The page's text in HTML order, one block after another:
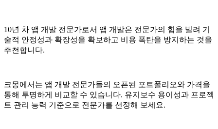
10년 차 앱 개발 전문가로서 앱 개발은 전문가의 힘을 빌려 기
술적 안정성과 확장성을 확보하고 비용 폭탄을 방지하는 것을
추천합니다.
크몽에서는 앱 개발 전문가들의 오픈된 포트폴리오와 가격을
통해 투명하게 비교할 수 있습니다. 유지보수 용이성과 프로젝
트 관리 능력 기준으로 전문가를 선정해 보세요.